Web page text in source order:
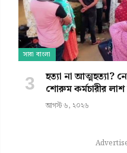
সারা বাংলা
হত্যা না আত্মহত্যা?
শোরুম কর্মচারীর লাশ
আগস্ট ৬, ২০২৬